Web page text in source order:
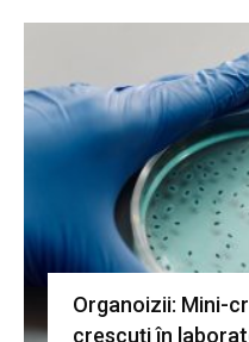
Organoizii: Mini-
crescuți în